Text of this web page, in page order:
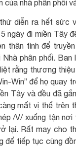
của nhà phân phối
diễn ra hết sức
ngày đi miền Tây
thân tình để
phân phối.
rằng thương
Win” để họ quay
Tây và đều đã
mất vị thế trên
/V/ xuống tận
lại. Rất may cho
để tiếp tục cùng